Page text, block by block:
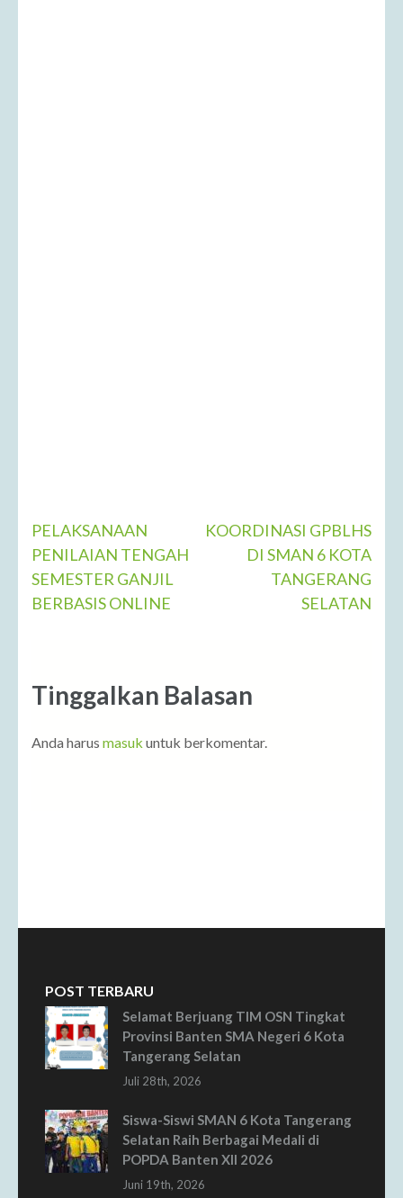
PELAKSANAAN
PENILAIAN TENGAH
SEMESTER GANJIL
BERBASIS ONLINE
KOORDINASI GPBLHS
DI SMAN 6 KOTA
TANGERANG
SELATAN
Tinggalkan Balasan
Anda harus masuk untuk berkomentar.
POST TERBARU
Selamat Berjuang TIM OSN Tingkat
Provinsi Banten SMA Negeri 6 Kota
Tangerang Selatan
Juli 28th, 2026
Siswa-Siswi SMAN 6 Kota Tangerang
Selatan Raih Berbagai Medali di
POPDA Banten XII 2026
Juni 19th, 2026